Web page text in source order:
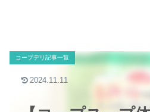
コープデリ記事一覧
2024.11.11